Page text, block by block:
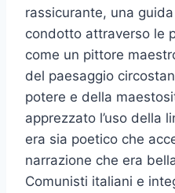
rassicurante, una
condotto attraverso le
come un pittore
del paesaggio
potere e della
apprezzato l’uso della
era sia poetico che
narrazione che era
Comunisti italiani e